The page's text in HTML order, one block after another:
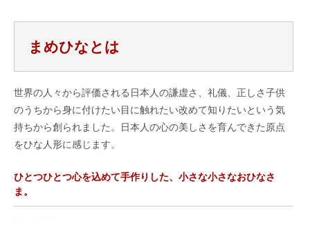
まめひなとは
世界の人々から評価される日本人の謙虚さ、礼儀、正しさ子供
のうちから身に付けたい目に触れたい改めて知りたいという気
持ちから創られました。日本人の心の美しさを育んできた原点
をひな人形に感じます。
ひとつひとつ心を込めて手作りした、小さな小さなおひなさ
ま。